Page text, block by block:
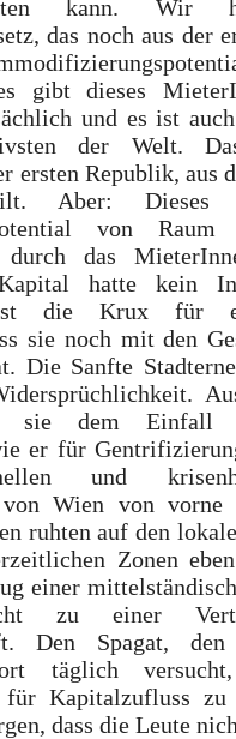
kann. Wir
das noch aus der
gibt dieses
und es ist
der Welt.
ersten Republik, aus
Aber: Dieses
von
das
hatte kein
die Krux für
sie noch mit den
Die Sanfte
sie dem Einfall
er für
und
Wien von vorne
ruhten auf den
Zonen
einer
zu einer
Den Spagat,
dort täglich
für Kapitalzufluss
dass die Leute